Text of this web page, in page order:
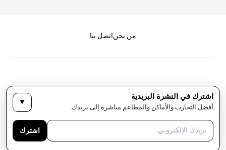
من نحن اتصل بنا
سياسة الخصوصية
الأحكام والشروط
حقوق النشر لمجلة LIST كل الحقوق محفوظة
اشترك في النشرة البريدية
أفضل التجارب والأماكن والمطاعم مباشرة إلى بريدك.
▼
اشترك